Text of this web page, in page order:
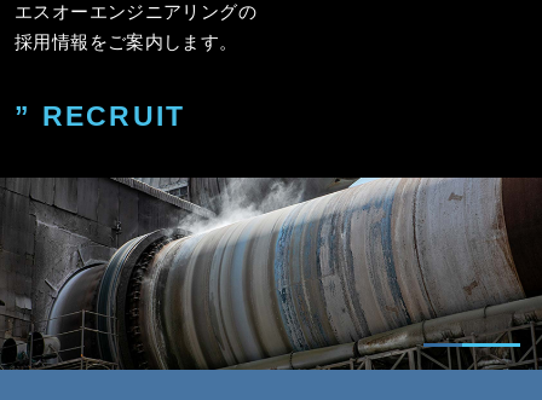
エスオーエンジニアリングの
採用情報をご案内します。
” RECRUIT